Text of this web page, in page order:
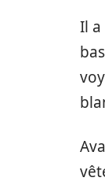
Il a